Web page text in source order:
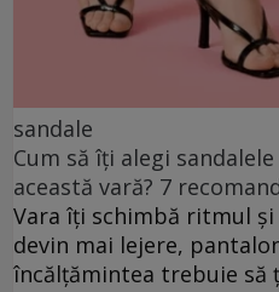
sandale
Cum să îți alegi
această vară? 7
Vara îți schimbă ritmul
devin mai lejere,
încălțămintea trebuie să